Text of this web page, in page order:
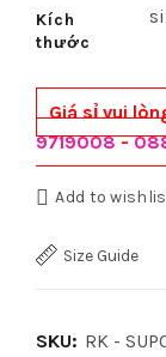
Kích
thước
Giá sỉ vui
9719008-
Add to
Size Guide
SKU: RK -